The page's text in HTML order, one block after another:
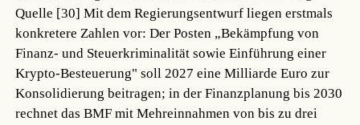
Quelle [30] Mit dem Regierungsentwurf liegen erstmals
konkretere Zahlen vor: Der Posten „Bekämpfung von
Finanz- und Steuerkriminalität sowie Einführung einer
Krypto-Besteuerung" soll 2027 eine Milliarde Euro zur
Konsolidierung beitragen; in der Finanzplanung bis 2030
rechnet das BMF mit Mehreinnahmen von bis zu drei